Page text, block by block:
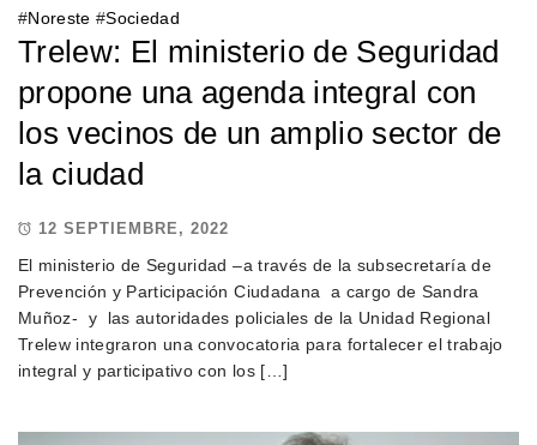
#Noreste #Sociedad
Trelew: El ministerio de Seguridad
propone una agenda integral con
los vecinos de un amplio sector de
la ciudad
12 SEPTIEMBRE, 2022
El ministerio de Seguridad –a través de la subsecretaría de
Prevención y Participación Ciudadana a cargo de Sandra
Muñoz- y las autoridades policiales de la Unidad Regional
Trelew integraron una convocatoria para fortalecer el trabajo
integral y participativo con los […]